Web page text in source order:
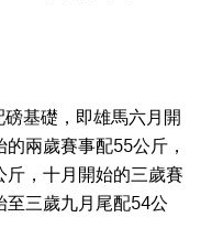
基礎，即雄馬六月開
兩歲賽事配55公斤，
斤，十月開始的三歲賽
至三歲九月尾配54公